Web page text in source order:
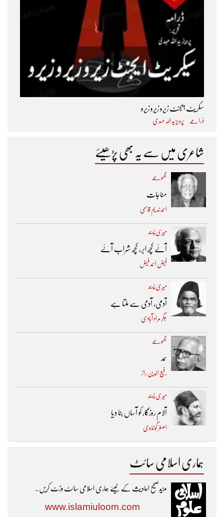
سکریٹ ایجنٹ زیرو زیرو زیرو
ڈرامے پرویز ید اللہ مہدی
شاعری میں سے یہ بھی پڑھیئے
مجموعے
مناجات
احمد ندیم قاسمی
میری پسند
آئے کچھ ابر، کچھ شراب آئے
فیض احمد فیض
میری پسند
آدمی، آدمی سے ملتا ہے
جگر مراد آبادی
مجموعے
حمد
رفیع الدین راز
میری پسند
آلام روزگار کو آساں بنا دیا
اصغر گونڈوی
ہماری اسلامی سائٹ
مزیدصحیح احادیث کے لیئے ہماری اسلامی سائٹ وزٹ کریں۔
www.islamiuloom.com